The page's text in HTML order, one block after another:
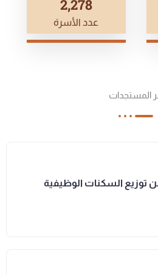
2,500
عدد الأسرة
المستجدات
توزيع السكنات الوظيفية